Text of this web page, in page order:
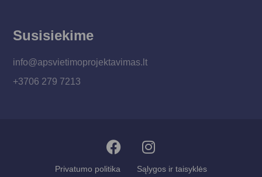
Susisiekime
info@apsvietimoprojektavimas.lt
+3706 279 7213
Privatumo politika Sąlygos ir taisyklės